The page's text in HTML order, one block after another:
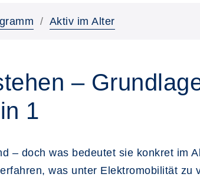
Aktiv im Alter
–
1
– doch was bedeutet sie konkret im
was unter Elektromobilität zu